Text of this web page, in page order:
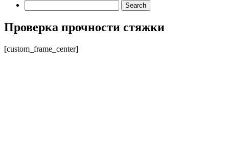
Проверка прочности стяжки
[custom_frame_center]